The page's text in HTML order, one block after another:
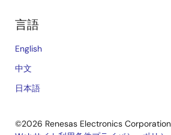
言語
English
中文
日本語
©2026 Renesas Electronics